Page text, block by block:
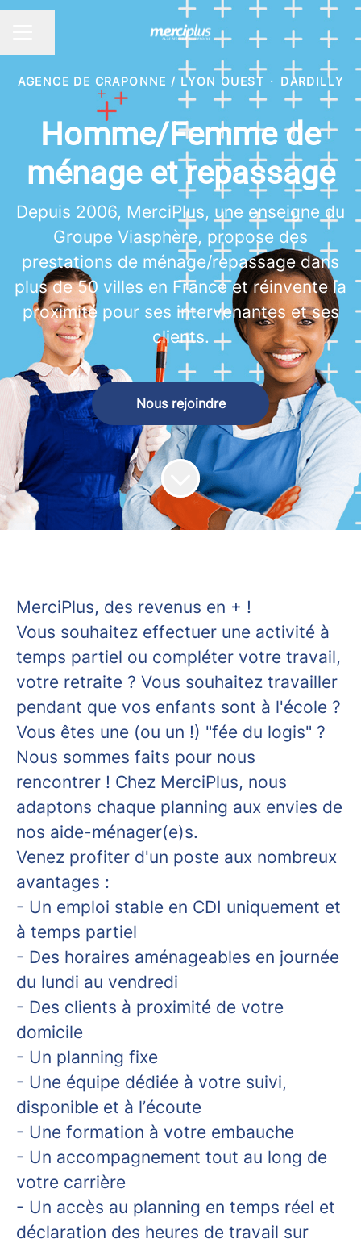
AGENCE DE CRAPONNE / LYON OUEST · DARDILLY
Homme/Femme de
ménage et repassage
Depuis 2006, MerciPlus, une enseigne du
Groupe Viasphère, propose des
prestations de ménage/repassage dans
plus de 50 villes en France et réinvente la
proximité pour ses intervenantes et ses
clients.
Nous rejoindre
MerciPlus, des revenus en + !
Vous souhaitez effectuer une activité à
temps partiel ou compléter votre travail,
votre retraite ? Vous souhaitez travailler
pendant que vos enfants sont à l'école ?
Vous êtes une (ou un !) "fée du logis" ?
Nous sommes faits pour nous
rencontrer ! Chez MerciPlus, nous
adaptons chaque planning aux envies de
nos aide-ménager(e)s.
Venez profiter d'un poste aux nombreux
avantages :
- Un emploi stable en CDI uniquement et
à temps partiel
- Des horaires aménageables en journée
du lundi au vendredi
- Des clients à proximité de votre
domicile
- Un planning fixe
- Une équipe dédiée à votre suivi,
disponible et à l’écoute
- Une formation à votre embauche
- Un accompagnement tout au long de
votre carrière
- Un accès au planning en temps réel et
déclaration des heures de travail sur